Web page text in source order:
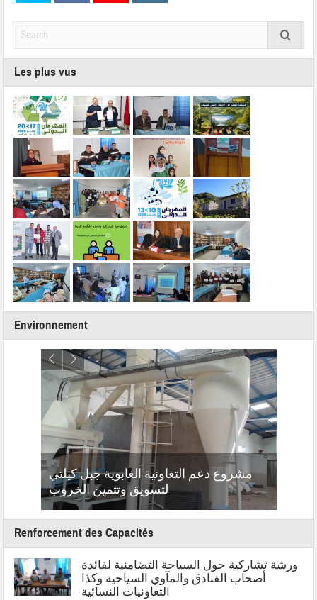
Les plus vus
Environnement
مشروع دعم التعاونية الغابوية جبل كيلتي
لتسويق وتثمين الخروب
Renforcement des Capacités
ورشة تشاركية حول السياحة التضامنية لفائدة
أصحاب الفنادق والمآوي السياحية وكذا
التعاونيات النسائية